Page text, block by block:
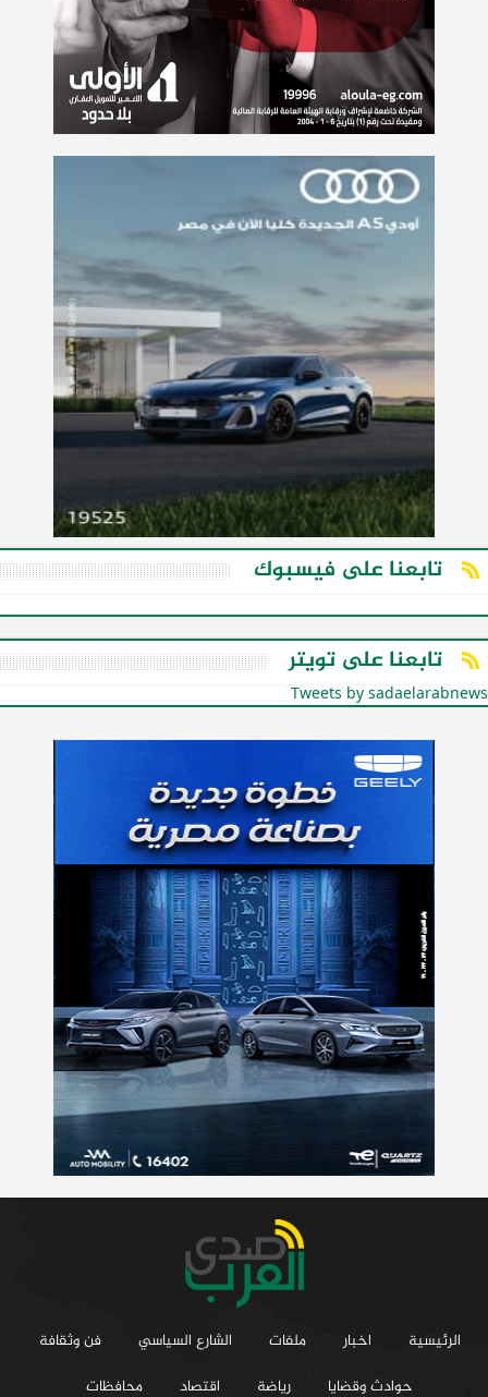
تابعنا على فيسبوك
تابعنا على تويتر
Tweets by sadaelarabnews
الرئيسية اخبار ملفات الشارع السياسي
فن وثقافة
حوادث وقضايا
رياضة اقتصاد محافظات